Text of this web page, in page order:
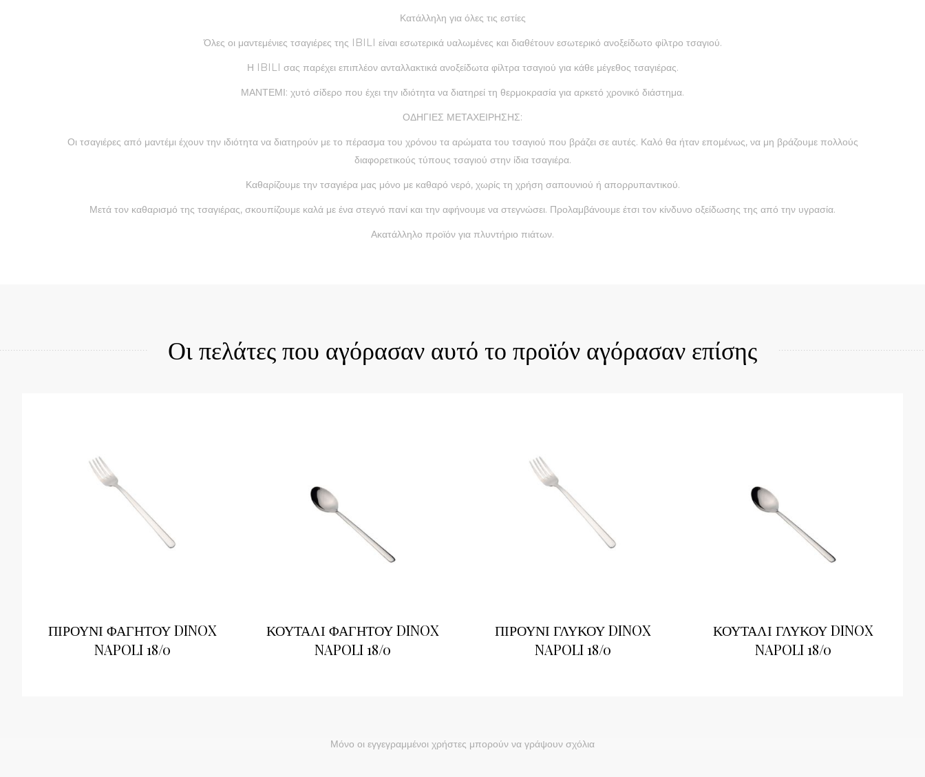
Κατάλληλη για όλες τις εστίες
Όλες οι μαντεμένιες τσαγιέρες της IBILI είναι εσωτερικά υαλωμένες και διαθέτουν εσωτερικό ανοξείδωτο φίλτρο τσαγιού.
Η IBILI σας παρέχει επιπλέον ανταλλακτικά ανοξείδωτα φίλτρα τσαγιού για κάθε μέγεθος τσαγιέρας.
ΜΑΝΤΕΜΙ: χυτό σίδερο που έχει την ιδιότητα να διατηρεί τη θερμοκρασία για αρκετό χρονικό διάστημα.
ΟΔΗΓΙΕΣ ΜΕΤΑΧΕΙΡΗΣΗΣ:
Οι τσαγιέρες από μαντέμι έχουν την ιδιότητα να διατηρούν με το πέρασμα του χρόνου τα αρώματα του τσαγιού που βράζει σε αυτές. Καλό θα ήταν επομένως, να μη βράζουμε πολλούς
διαφορετικούς τύπους τσαγιού στην ίδια τσαγιέρα.
Καθαρίζουμε την τσαγιέρα μας μόνο με καθαρό νερό, χωρίς τη χρήση σαπουνιού ή απορρυπαντικού.
Μετά τον καθαρισμό της τσαγιέρας, σκουπίζουμε καλά με ένα στεγνό πανί και την αφήνουμε να στεγνώσει. Προλαμβάνουμε έτσι τον κίνδυνο οξείδωσης της από την υγρασία.
Ακατάλληλο προϊόν για πλυντήριο πιάτων.
Οι πελάτες που αγόρασαν αυτό το προϊόν αγόρασαν επίσης
ΠΙΡΟΥΝΙ ΦΑΓΗΤΟΥ DINOX
NAPOLI 18/0
ΚΟΥΤΑΛΙ ΦΑΓΗΤΟΥ DINOX
NAPOLI 18/0
ΠΙΡΟΥΝΙ ΓΛΥΚΟΥ DINOX
NAPOLI 18/0
ΚΟΥΤΑΛΙ ΓΛΥΚΟΥ DINOX
NAPOLI 18/0
Μόνο οι εγγεγραμμένοι χρήστες μπορούν να γράψουν σχόλια